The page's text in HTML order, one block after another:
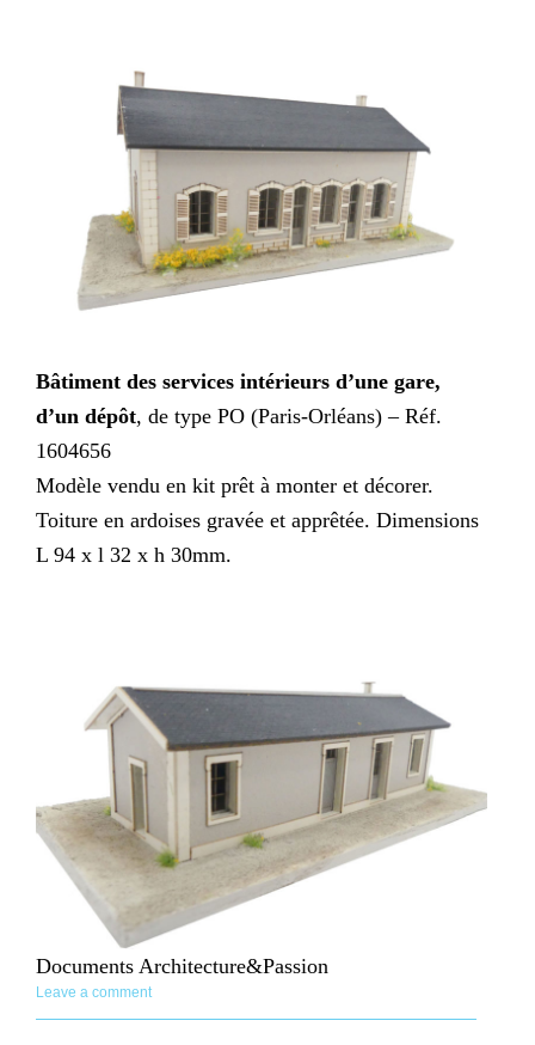
Bâtiment des services intérieurs d’une gare,
d’un dépôt, de type PO (Paris-Orléans) – Réf.
1604656
Modèle vendu en kit prêt à monter et décorer.
Toiture en ardoises gravée et apprêtée. Dimensions
L 94 x l 32 x h 30mm.
Documents Architecture&Passion
Leave a comment